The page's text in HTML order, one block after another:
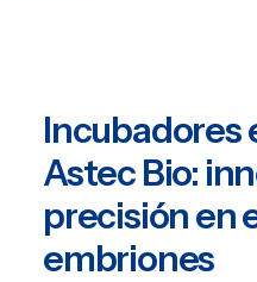
Incubadores
Astec Bio:
precisión en
embriones